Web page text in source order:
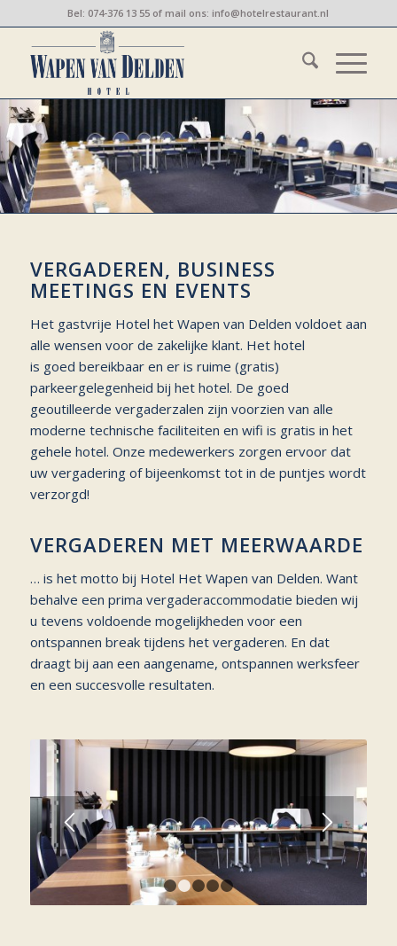
Bel: 074-376 13 55 of mail ons:info@hotelrestaurant.nl
VERGADEREN, BUSINESS
MEETINGS EN EVENTS
Het gastvrije Hotel het Wapen van Delden voldoet aan
alle wensen voor de zakelijke klant. Het hotel
is goed bereikbaar en er is ruime (gratis)
parkeergelegenheid bij het hotel. De goed
geoutilleerde vergaderzalen zijn voorzien van alle
moderne technische faciliteiten en wifi is gratis in het
gehele hotel. Onze medewerkers zorgen ervoor dat
uw vergadering of bijeenkomst tot in de puntjes wordt
verzorgd!
VERGADEREN MET MEERWAARDE
… is het motto bij Hotel Het Wapen van Delden. Want
behalve een prima vergaderaccommodatie bieden wij
u tevens voldoende mogelijkheden voor een
ontspannen break tijdens het vergaderen. En dat
draagt bij aan een aangename, ontspannen werksfeer
en een succesvolle resultaten.
1